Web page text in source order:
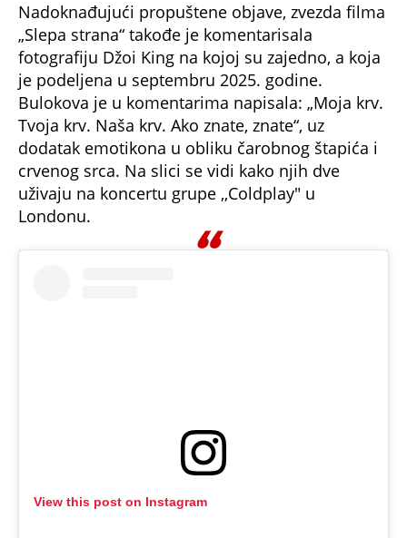
Nadoknađujući propuštene objave, zvezda filma
„Slepa strana“ takođe je komentarisala
fotografiju Džoi King na kojoj su zajedno, a koja
je podeljena u septembru 2025. godine.
Bulokova je u komentarima napisala: „Moja krv.
Tvoja krv. Naša krv. Ako znate, znate“, uz
dodatak emotikona u obliku čarobnog štapića i
crvenog srca. Na slici se vidi kako njih dve
uživaju na koncertu grupe ,,Coldplay" u
Londonu.
View this post on Instagram